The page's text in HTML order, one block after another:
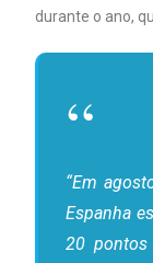
durante o ano,
“Em
Espanha
20